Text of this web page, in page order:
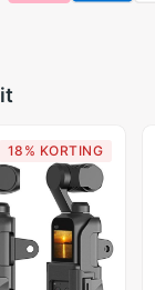
18% KORTING